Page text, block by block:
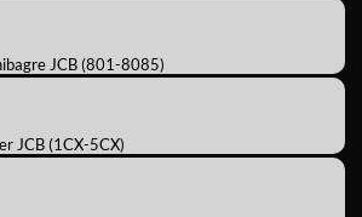
JCB (801-8085)
JCB (1CX-5CX)